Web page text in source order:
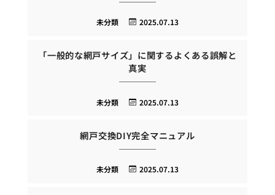
2025.07.13
未分類
「一般的な網戸サイズ」に関するよくある誤解と
真実
2025.07.13
未分類
網戸交換DIY完全マニュアル
2025.07.13
未分類